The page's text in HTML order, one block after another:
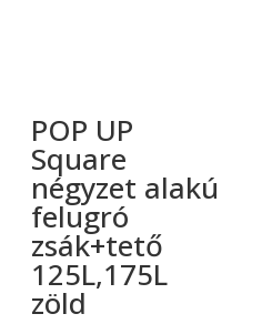
POP UP
Square
négyzet alakú
felugró
zsák+tető
125L,175L
zöld